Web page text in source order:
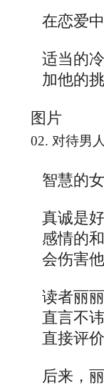
在恋爱
适当的
加他的
图片
02. 对待男
智慧的
真诚是
感情的
会伤害
读者丽
直言不
直接评
后来，